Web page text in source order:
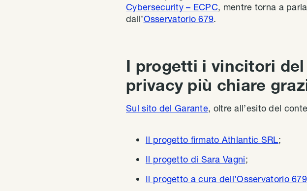
Cybersecurity – ECPC, mentre torna a
dall’Osservatorio 679.
I progetti i vincitori
privacy più chiare
Sul sito del Garante, oltre all’esito del
Il progetto firmato Athlantic SRL;
Il progetto di Sara Vagni;
Il progetto a cura dell’Osservatorio 679